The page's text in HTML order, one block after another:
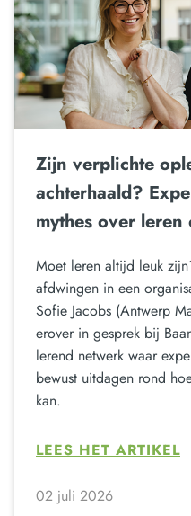
Zijn verplichte
achterhaald?
mythes over
Moet leren altijd leuk
afdwingen in een
Sofie Jacobs (Antwerp
erover in gesprek bij
lerend netwerk waar
bewust uitdagen rond
kan.
LEES HET ARTIKEL
02 juli 2026